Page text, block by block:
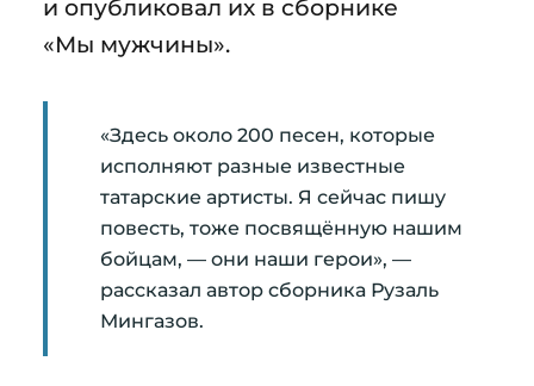
и опубликовал их в сборнике
«Мы мужчины».
«Здесь около 200 песен, которые
исполняют разные известные
татарские артисты. Я сейчас пишу
повесть, тоже посвящённую нашим
бойцам, — они наши герои», —
рассказал автор сборника Рузаль
Мингазов.